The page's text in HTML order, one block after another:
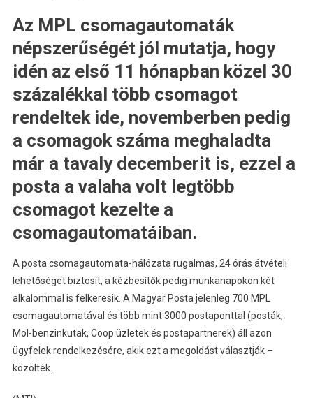
Az MPL csomagautomaták
népszerűségét jól mutatja, hogy
idén az első 11 hónapban közel 30
százalékkal több csomagot
rendeltek ide, novemberben pedig
a csomagok száma meghaladta
már a tavaly decemberit is, ezzel a
posta a valaha volt legtöbb
csomagot kezelte a
csomagautomatáiban.
A posta csomagautomata-hálózata rugalmas, 24 órás átvételi
lehetőséget biztosít, a kézbesítők pedig munkanapokon két
alkalommal is felkeresik. A Magyar Posta jelenleg 700 MPL
csomagautomatával és több mint 3000 postaponttal (posták,
Mol-benzinkutak, Coop üzletek és postapartnerek) áll azon
ügyfelek rendelkezésére, akik ezt a megoldást választják –
közölték.